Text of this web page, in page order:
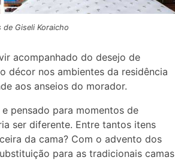
Giseli Koraicho
acompanhado do desejo de
décor nos ambientes da residência
aos anseios do morador.
pensado para momentos de
ser diferente. Entre tantos itens
da cama? Com o advento dos
para as tradicionais camas